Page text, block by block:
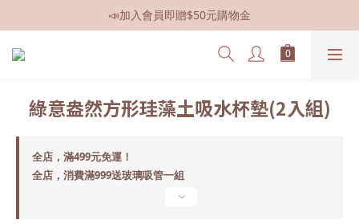
📣全館現貨
📣加入會員即贈$50元購物金
綠意盎然方形珪藻土吸水杯墊(2入組)
全店，滿499元免運！
全店，消費滿999送玻璃吸管一組